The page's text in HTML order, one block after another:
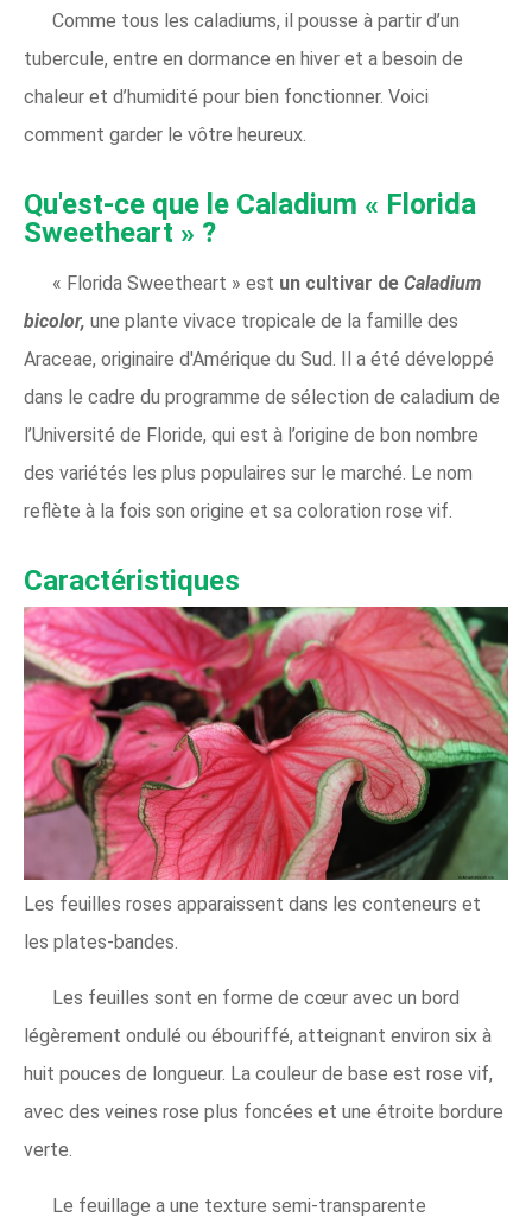
Comme tous les caladiums, il pousse à partir d’un
tubercule, entre en dormance en hiver et a besoin de
chaleur et d’humidité pour bien fonctionner. Voici
comment garder le vôtre heureux.
Qu'est-ce que le Caladium « Florida
Sweetheart » ?
« Florida Sweetheart » est un cultivar de Caladium
bicolor, une plante vivace tropicale de la famille des
Araceae, originaire d'Amérique du Sud. Il a été développé
dans le cadre du programme de sélection de caladium de
l’Université de Floride, qui est à l’origine de bon nombre
des variétés les plus populaires sur le marché. Le nom
reflète à la fois son origine et sa coloration rose vif.
Caractéristiques
Les feuilles roses apparaissent dans les conteneurs et
les plates-bandes.
Les feuilles sont en forme de cœur avec un bord
légèrement ondulé ou ébouriffé, atteignant environ six à
huit pouces de longueur. La couleur de base est rose vif,
avec des veines rose plus foncées et une étroite bordure
verte.
Le feuillage a une texture semi-transparente